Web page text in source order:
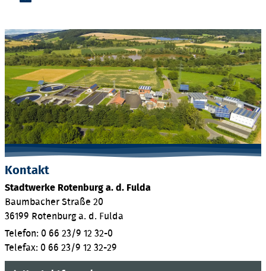
Kontakt
Stadtwerke Rotenburg a. d. Fulda
Baumbacher Straße 20
36199 Rotenburg a. d. Fulda
Telefon: 0 66 23/9 12 32-0
Telefax: 0 66 23/9 12 32-29